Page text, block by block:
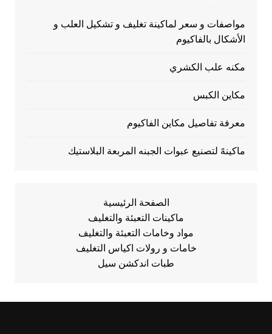
مواصفات و سعر لماكينة تغليف و تشكيل العلب و
الأشكال بالفاكيوم
مكنه علب الكشري
مكاين الكبس
معرفة تفاصيل مكاين الفاكيوم
ماكينهً لتصنيع عبوات الجبنه المربعة البلاستيك
الصفحة الرئيسية
ماكينات التعبئة والتغليف
مواد وخامات التعبئة والتغليف
خامات و رولات اكياس التغليف
طبات اندكشن سيل